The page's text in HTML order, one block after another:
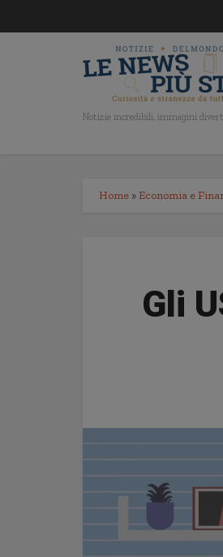
Notizie incredibili, immagini
Home » Economia e
Gli